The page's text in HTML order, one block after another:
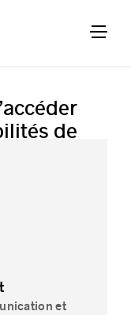
de
et